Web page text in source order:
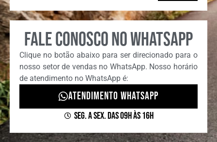
fale conosco no whatsapp
Clique no botão abaixo para ser direcionado para o
nosso setor de vendas no WhatsApp. Nosso horário
de atendimento no WhatsApp é:
Atendimento Whatsapp
Seg. a Sex. das 09h às 16h